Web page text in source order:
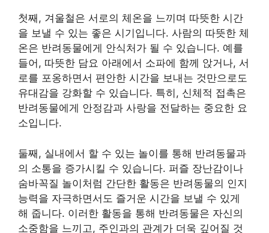
첫째, 겨울철은 서로의 체온을 느끼며 따뜻한 시간
을 보낼 수 있는 좋은 시기입니다. 사람의 따뜻한 체
온은 반려동물에게 안식처가 될 수 있습니다. 예를
들어, 따뜻한 담요 아래에서 소파에 함께 앉거나, 서
로를 포옹하면서 편안한 시간을 보내는 것만으로도
유대감을 강화할 수 있습니다. 특히, 신체적 접촉은
반려동물에게 안정감과 사랑을 전달하는 중요한 요
소입니다.
둘째, 실내에서 할 수 있는 놀이를 통해 반려동물과
의 소통을 증가시킬 수 있습니다. 퍼즐 장난감이나
숨바꼭질 놀이처럼 간단한 활동은 반려동물의 인지
능력을 자극하면서도 즐거운 시간을 보낼 수 있게
해 줍니다. 이러한 활동을 통해 반려동물은 자신의
소중함을 느끼고, 주인과의 관계가 더욱 깊어질 것